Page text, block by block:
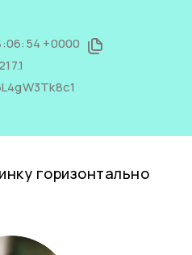
+0000
горизонтально